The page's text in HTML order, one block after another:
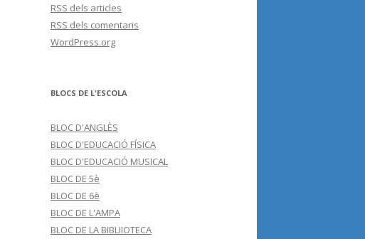
RSS dels articles
RSS dels comentaris
WordPress.org
BLOCS DE L'ESCOLA
BLOC D'ANGLÈS
BLOC D'EDUCACIÓ FÍSICA
BLOC D'EDUCACIÓ MUSICAL
BLOC DE 5è
BLOC DE 6è
BLOC DE L'AMPA
BLOC DE LA BIBLIIOTECA